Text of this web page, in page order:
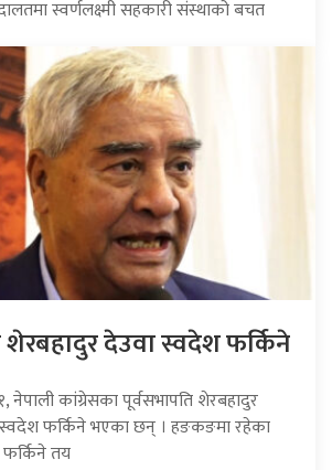
स्वर्णलक्ष्मी सहकारी संस्थाको बचत
देउवा स्वदेश फर्किने
नेपाली कांग्रेसका पूर्वसभापति शेरबहादुर
फर्किने भएका छन् । हङकङमा रहेका
तय